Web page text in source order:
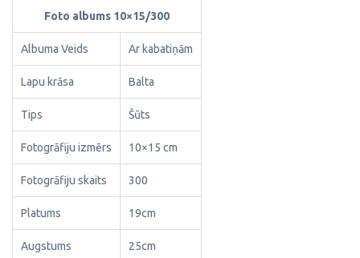
Foto albums 10×15/300
Albuma Veids Ar kabatiņām
Lapu krāsa Balta
Tips Šūts
Fotogrāfiju izmērs 10×15 cm
Fotogrāfiju skaits 300
Platums 19cm
Augstums 25cm